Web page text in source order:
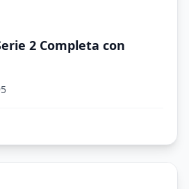
2 Completa con